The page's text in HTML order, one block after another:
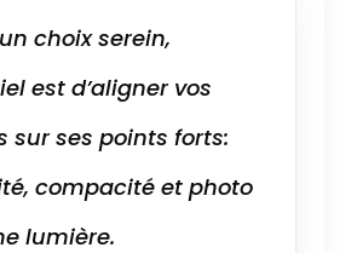
choix serein,
est d’aligner vos
sur ses points forts:
compacité et photo
lumière.